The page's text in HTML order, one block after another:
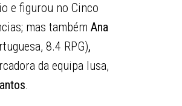
e figurou no Cinco
mas também Ana
8.4 RPG),
da equipa lusa,
.